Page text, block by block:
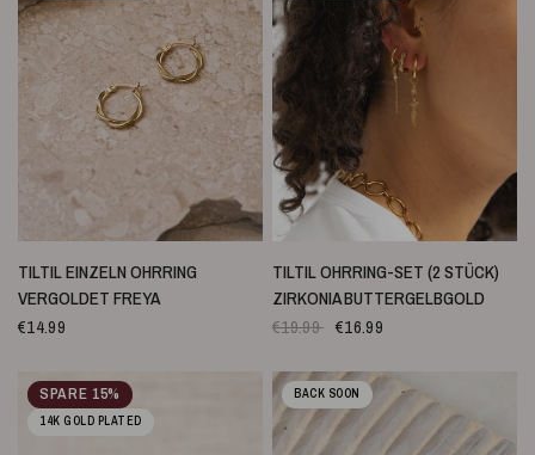
SCHNELLANSICHT
TILTIL EINZELN OHRRING
VERGOLDET FREYA
€14.99
SCHNELLANSICHT
TILTIL OHRRING-SET (2 STÜCK)
ZIRKONIA BUTTERGELBGOLD
€19.99 €16.99
SPARE 15%
14K GOLD PLATED
BACK SOON